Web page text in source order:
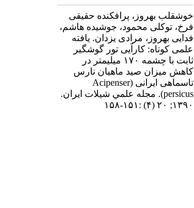
خوشقلب بهروز، پرافکنده حقیقی
فرخ، توکلی محمود، جوشیده هاشم،
فدایی بهروز، مرادی یزدان. یافته
علمی کوتاه: کارآیی تور گوشگیر
ثابت با چشمه ۱۷۰ میلیمتر در
کاهش میزان صید ماهیان نارس
تاسماهی ایرانی (Acipenser
persicus). مجله علمي شيلات ايران.
۱۳۹۰; ۲۰ (۴) :۱۵۱-۱۵۸